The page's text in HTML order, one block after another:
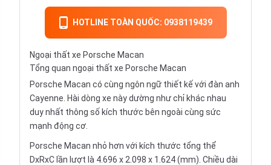
HOTLINE TOÀN QUỐC: 0938119439
Ngoại thất xe Porsche Macan
Tổng quan ngoại thất xe Porsche Macan
Porsche Macan có cùng ngôn ngữ thiết kế với đàn anh
Cayenne. Hài dòng xe này dường như chỉ khác nhau
duy nhất thông số kích thước bên ngoài cùng sức
mạnh động cơ.
Porsche Macan nhỏ hơn với kích thước tổng thể
DxRxC lần lượt là 4.696 x 2.098 x 1.624 (mm). Chiều dài